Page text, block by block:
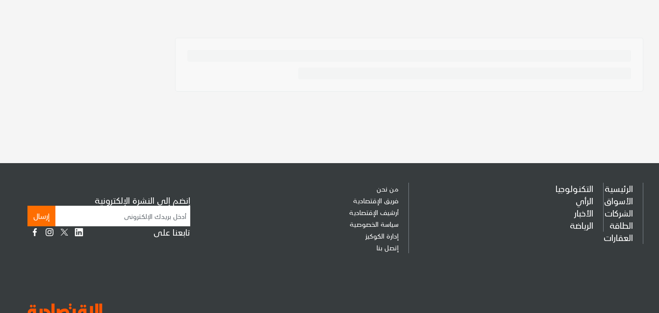
الرئيسية
الأسواق
الشركات
الطاقة
العقارات
التكنولوجيا
الرأي
الأخبار
الرياضة
من نحن
فريق الإقتصادية
أرشيف الإقتصادية
سياسة الخصوصية
إدارة الكوكيز
إتصل بنا
إنضم إلى النشرة الإلكترونية
إرسال
تابعنا على